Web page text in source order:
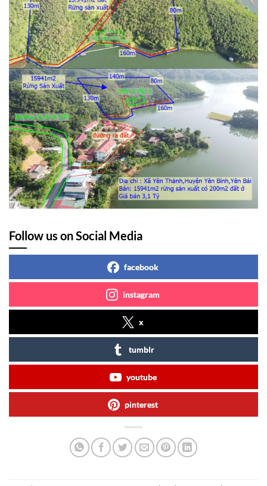
Follow us on Social Media
facebook
instagram
x
tumblr
youtube
pinterest